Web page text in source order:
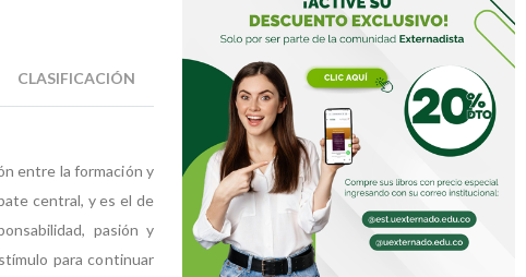
entre la formación y
central, y es el de
pasión y
para continuar
CLASIFICACIÓN